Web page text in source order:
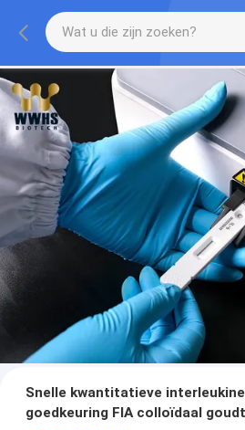
Snelle kwantitatieve
goedkeuring FIA colloïdaal